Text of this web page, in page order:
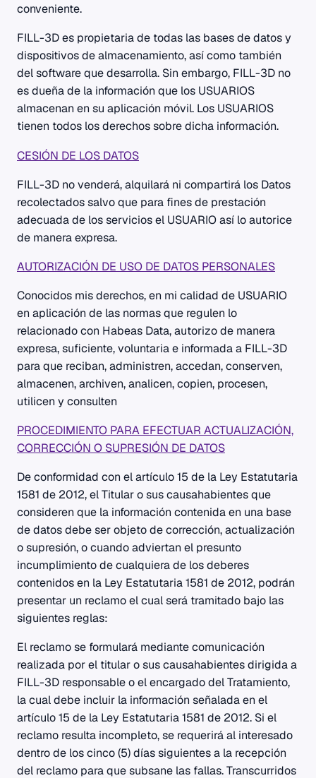
conveniente.
FILL-3D es propietaria de todas las bases de datos y
dispositivos de almacenamiento, así como también
del software que desarrolla. Sin embargo, FILL-3D no
es dueña de la información que los USUARIOS
almacenan en su aplicación móvil. Los USUARIOS
tienen todos los derechos sobre dicha información.
CESIÓN DE LOS DATOS
FILL-3D no venderá, alquilará ni compartirá los Datos
recolectados salvo que para fines de prestación
adecuada de los servicios el USUARIO así lo autorice
de manera expresa.
AUTORIZACIÓN DE USO DE DATOS PERSONALES
Conocidos mis derechos, en mi calidad de USUARIO
en aplicación de las normas que regulen lo
relacionado con Habeas Data, autorizo de manera
expresa, suficiente, voluntaria e informada a FILL-3D
para que reciban, administren, accedan, conserven,
almacenen, archiven, analicen, copien, procesen,
utilicen y consulten
PROCEDIMIENTO PARA EFECTUAR ACTUALIZACIÓN,
CORRECCIÓN O SUPRESIÓN DE DATOS
De conformidad con el artículo 15 de la Ley Estatutaria
1581 de 2012, el Titular o sus causahabientes que
consideren que la información contenida en una base
de datos debe ser objeto de corrección, actualización
o supresión, o cuando adviertan el presunto
incumplimiento de cualquiera de los deberes
contenidos en la Ley Estatutaria 1581 de 2012, podrán
presentar un reclamo el cual será tramitado bajo las
siguientes reglas:
El reclamo se formulará mediante comunicación
realizada por el titular o sus causahabientes dirigida a
FILL-3D responsable o el encargado del Tratamiento,
la cual debe incluir la información señalada en el
artículo 15 de la Ley Estatutaria 1581 de 2012. Si el
reclamo resulta incompleto, se requerirá al interesado
dentro de los cinco (5) días siguientes a la recepción
del reclamo para que subsane las fallas. Transcurridos